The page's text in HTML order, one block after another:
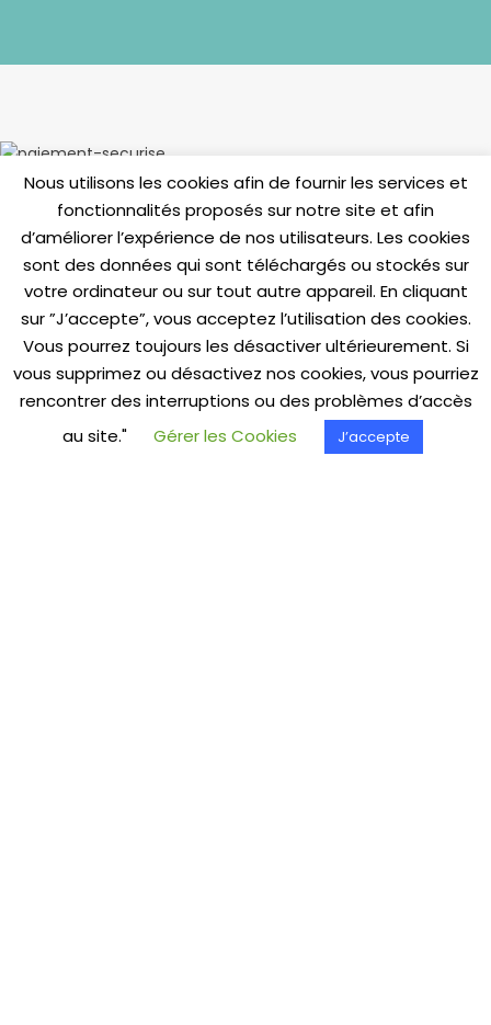
INFORMATIONS
Livraisons & Retours
Paiement Sécurisé
Mentions Légales
Politique de confidentialité
Nous utilisons les cookies afin de fournir les services et
fonctionnalités proposés sur notre site et afin
d’améliorer l’expérience de nos utilisateurs. Les cookies
sont des données qui sont téléchargés ou stockés sur
votre ordinateur ou sur tout autre appareil. En cliquant
sur ”J’accepte”, vous acceptez l’utilisation des cookies.
Vous pourrez toujours les désactiver ultérieurement. Si
vous supprimez ou désactivez nos cookies, vous pourriez
rencontrer des interruptions ou des problèmes d’accès
au site."
Gérer les Cookies J’accepte